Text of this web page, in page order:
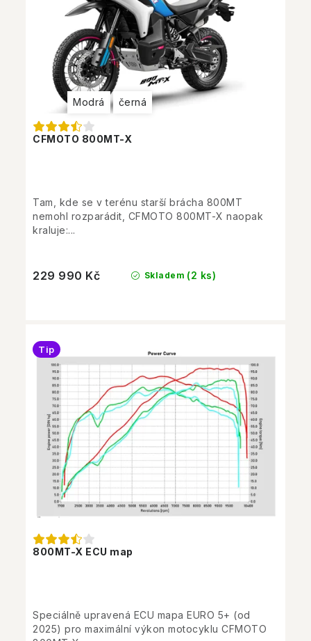
CFMOTO 800MT-X
Modrá černá
Skladem (2 ks)
229 990 Kč
Tam, kde se v terénu starší brácha 800MT
nemohl rozparádit, CFMOTO 800MT-X naopak
kraluje:...
800MT-X ECU map
Tip
Speciálně upravená ECU mapa EURO 5+ (od
2025) pro maximální výkon motocyklu CFMOTO